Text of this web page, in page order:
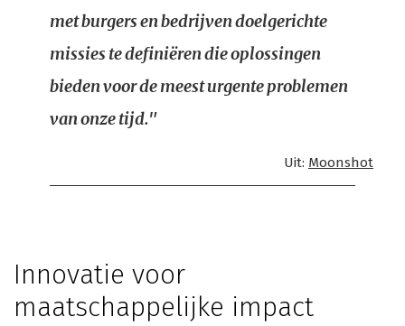
met burgers en bedrijven doelgerichte
missies te definiëren die oplossingen
bieden voor de meest urgente problemen
van onze tijd."
Uit: Moonshot
Innovatie voor
maatschappelijke impact